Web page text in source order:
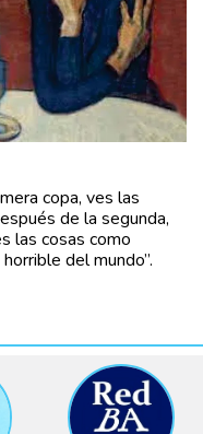
copa, ves las
de la segunda,
las cosas como
del mundo”.